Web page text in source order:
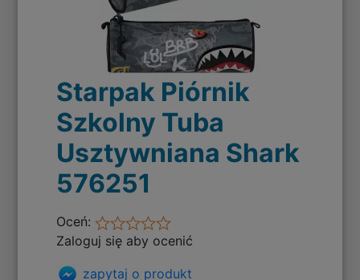
Starpak Piórnik
Szkolny Tuba
Usztywniana Shark
576251
Oceń:
Zaloguj się aby ocenić
zapytaj o produkt